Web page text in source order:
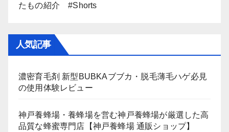
たもの紹介 #Shorts
人気記事
濃密育毛剤 新型BUBKAブブカ・脱毛薄毛ハゲ必見
の使用体験レビュー
神戸養蜂場・養蜂場を営む神戸養蜂場が厳選した高
品質な蜂蜜専門店【神戸養蜂場 通販ショップ】